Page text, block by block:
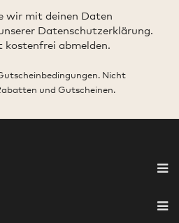
wir mit deinen Daten
Datenschutzerklärung.
abmelden.
Nicht
und Gutscheinen.